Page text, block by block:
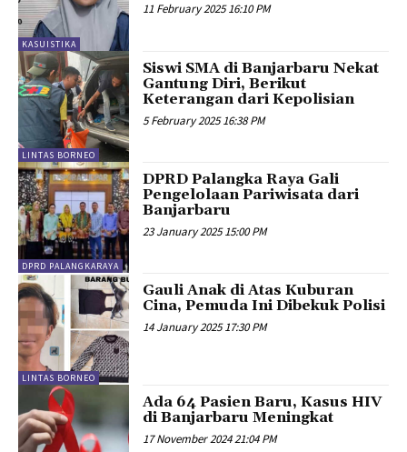
KASUISTIKA
11 February 2025 16:10 PM
LINTAS BORNEO
Siswi SMA di Banjarbaru Nekat
Gantung Diri, Berikut
Keterangan dari Kepolisian
5 February 2025 16:38 PM
DPRD PALANGKARAYA
DPRD Palangka Raya Gali
Pengelolaan Pariwisata dari
Banjarbaru
23 January 2025 15:00 PM
LINTAS BORNEO
Gauli Anak di Atas Kuburan
Cina, Pemuda Ini Dibekuk Polisi
14 January 2025 17:30 PM
Ada 64 Pasien Baru, Kasus HIV
di Banjarbaru Meningkat
17 November 2024 21:04 PM